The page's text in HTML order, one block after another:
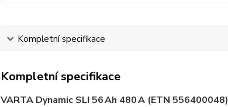
Kompletní specifikace
Kompletní specifikace
VARTA Dynamic SLI 56 Ah 480 A (ETN 556400048)